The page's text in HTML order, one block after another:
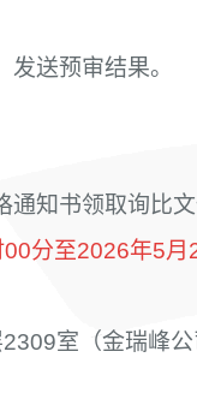
送预审结果。
知书领取询比文
分至2026年5月
室（金瑞峰公